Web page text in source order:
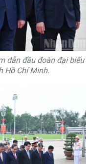
dẫn đầu đoàn đại biểu
Hồ Chí Minh.